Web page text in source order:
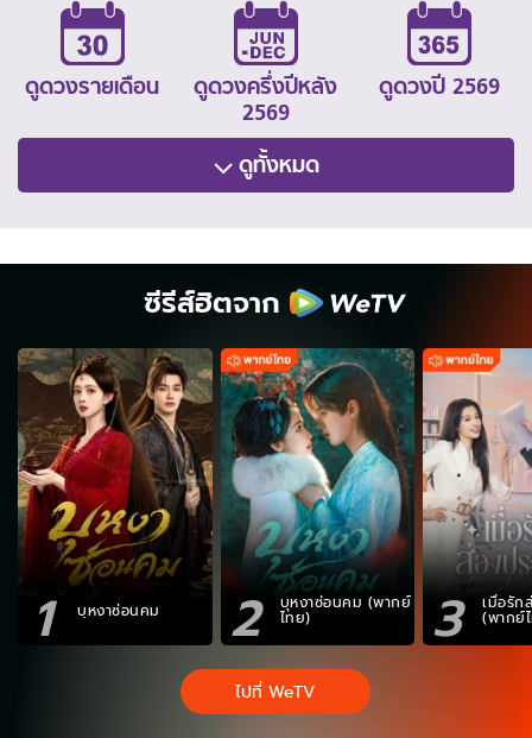
ดูดวงรายเดือน
ดูดวงครึ่งปีหลัง
2569
ดูดวงปี 2569
ดูทั้งหมด
ซีรีส์ฮิตจาก
1 บุหงาซ่อนคม 2 บุหงาซ่อนคม (พากย์
ไทย) 3 เมื่อรัก
(พากย์
ไปที่ WeTV